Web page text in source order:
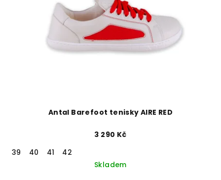
Antal Barefoot tenisky AIRE RED
3 290 Kč
39
40 41
42
Skladem